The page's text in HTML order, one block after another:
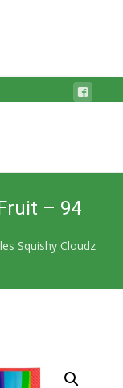
– 94
Squishy Cloudz